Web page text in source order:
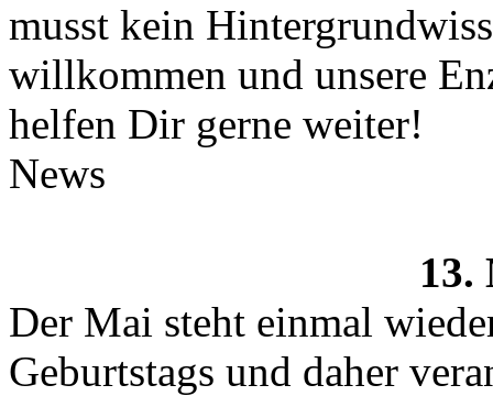
musst kein
willkommen und unsere
helfen Dir gerne weiter!
News
13.
Der Mai steht einmal
Geburtstags und daher